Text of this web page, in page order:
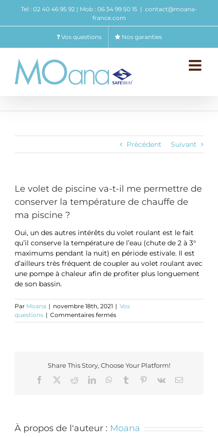
contenu
Tel : 02 40 46 95 92 | Mob : 06 34 99 50 15 | contact@moana-
france.com
Vos questions Nos garanties
Précédent Suivant
Le volet de piscine va-t-il me permettre de
conserver la température de chauffe de
ma piscine ?
Oui, un des autres intérêts du volet roulant est le fait
qu’il conserve la température de l’eau (chute de 2 à 3°
maximums pendant la nuit) en période estivale. Il est
d’ailleurs très fréquent de coupler au volet roulant avec
une pompe à chaleur afin de profiter plus longuement
de son bassin.
Par Moana | novembre 18th, 2021 | Vos
questions | Commentaires ferméssur
Le
t-
me
température
Share This Story, Choose Your Platform!
Facebook
TwitterRedditLinkedInWhatsApp
Tumblr Pinterest
Vk Email
À propos de l'auteur : Moana